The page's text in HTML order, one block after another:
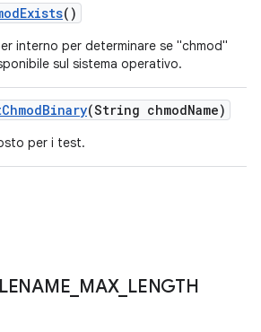
Exists()
interno per determinare se "chmod"
sul sistema operativo.
ChmodBinary(String chmodName)
per i test.
MAX_ LENGTH